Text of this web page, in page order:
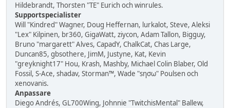
Hildebrandt, Thorsten "TE" Eurich och winrules.
Supportspecialister
Will "Kindred" Wagner, Doug Heffernan, lurkalot, Steve, Aleksi
"Lex" Kilpinen, br360, GigaWatt, ziycon, Adam Tallon, Bigguy,
Bruno "margarett" Alves, CapadY, ChalkCat, Chas Large,
Duncan85, gbsothere, JimM, Justyne, Kat, Kevin
"greyknight17" Hou, Krash, Mashby, Michael Colin Blaber, Old
Fossil, S-Ace, shadav, Storman™, Wade "sησω" Poulsen och
xenovanis.
Anpassare
Diego Andrés, GL700Wing, Johnnie "TwitchisMental" Ballew,